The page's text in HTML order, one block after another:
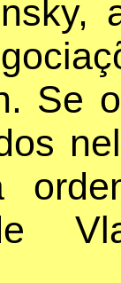
Se